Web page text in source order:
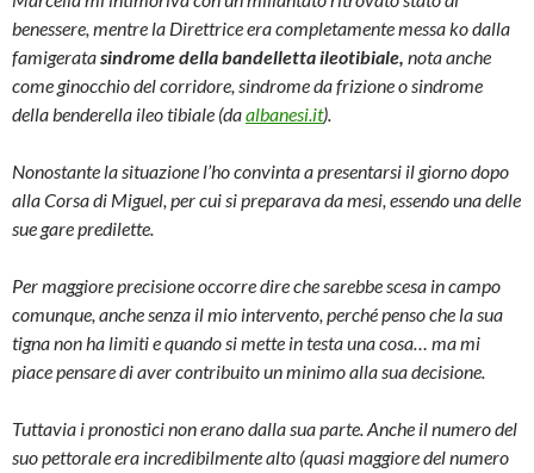
benessere, mentre la Direttrice era completamente messa ko dalla
famigeratasindrome della bandelletta ileotibiale, nota anche
come ginocchio del corridore, sindrome da frizione o sindrome
della benderella ileo tibiale (daalbanesi.it).
Nonostante la situazione l’ho convinta a presentarsi il giorno dopo
alla Corsa di Miguel, per cui si preparava da mesi, essendo una delle
sue gare predilette.
Per maggiore precisione occorre dire che sarebbe scesa in campo
comunque, anche senza il mio intervento, perché penso che la sua
tigna non ha limiti e quando si mette in testa una cosa… ma mi
piace pensare di aver contribuito un minimo alla sua decisione.
Tuttavia i pronostici non erano dalla sua parte. Anche il numero del
suo pettorale era incredibilmente alto (quasi maggiore del numero